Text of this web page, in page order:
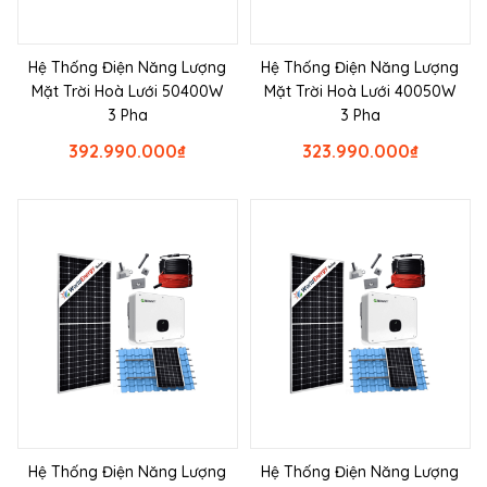
Hệ Thống Điện Năng Lượng
Mặt Trời Hoà Lưới 50400W
3 Pha
₫
392.990.000
Hệ Thống Điện Năng Lượng
Mặt Trời Hoà Lưới 40050W
3 Pha
₫
323.990.000
Hệ Thống Điện Năng Lượng
Hệ Thống Điện Năng Lượng